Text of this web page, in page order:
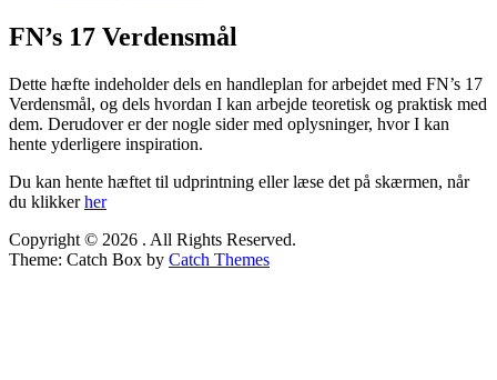
FN’s 17 Verdensmål
Dette hæfte indeholder dels en handleplan for arbejdet med FN’s 17
Verdensmål, og dels hvordan I kan arbejde teoretisk og praktisk med
dem. Derudover er der nogle sider med oplysninger, hvor I kan
hente yderligere inspiration.
Du kan hente hæftet til udprintning eller læse det på skærmen, når
du klikkerher
Copyright © 2026 . All Rights Reserved.
Theme: Catch Box by Catch Themes